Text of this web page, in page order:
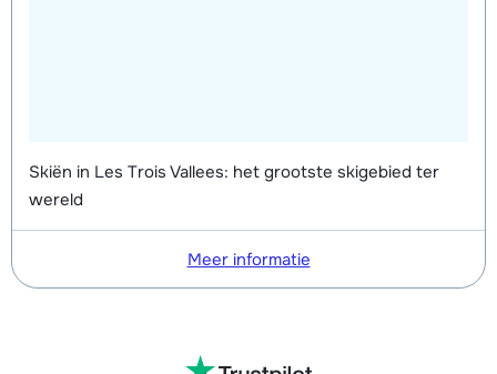
Skiën in Les Trois Vallees: het grootste skigebied ter
wereld
Meer informatie